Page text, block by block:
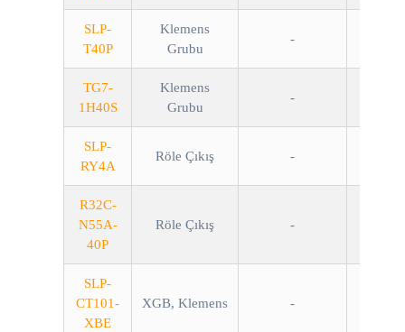
SLP-
T40P
Klemens
Grubu
-
TG7-
1H40S
Klemens
Grubu
-
SLP-
RY4A
Röle Çıkış -
R32C-
N55A-
40P
Röle Çıkış -
SLP-
CT101-
XBE
XGB, Klemens -